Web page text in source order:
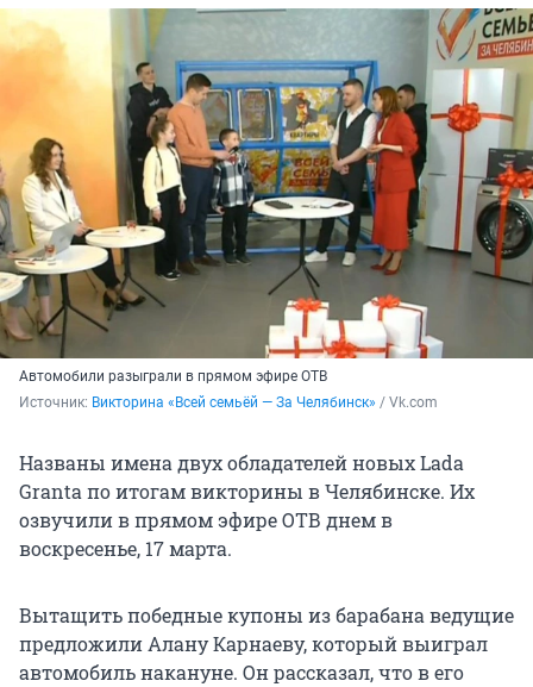
Автомобили разыграли в прямом эфире ОТВ
Источник: Викторина «Всей семьёй — За Челябинск» / Vk.com
Названы имена двух обладателей новых Lada
Granta по итогам викторины в Челябинске. Их
озвучили в прямом эфире ОТВ днем в
воскресенье, 17 марта.
Вытащить победные купоны из барабана ведущие
предложили Алану Карнаеву, который выиграл
автомобиль накануне. Он рассказал, что в его